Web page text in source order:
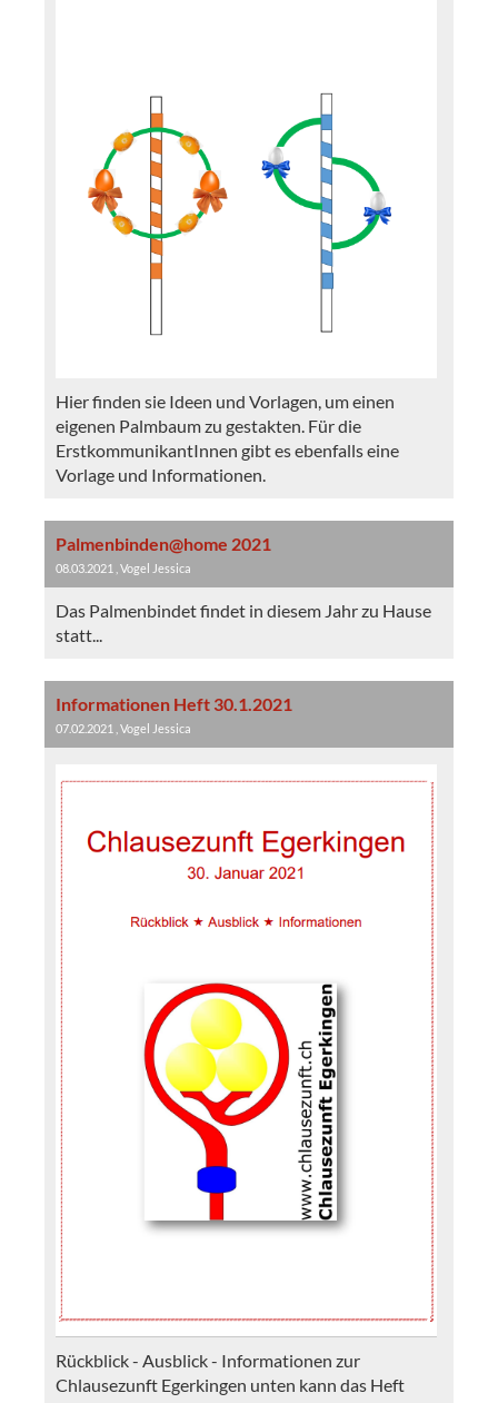
Hier finden sie Ideen und Vorlagen, um einen
eigenen Palmbaum zu gestakten. Für die
ErstkommunikantInnen gibt es ebenfalls eine
Vorlage und Informationen.
Palmenbinden@home 2021
08.03.2021 , Vogel Jessica
Das Palmenbindet findet in diesem Jahr zu Hause
statt...
Informationen Heft 30.1.2021
07.02.2021 , Vogel Jessica
Rückblick - Ausblick - Informationen zur
Chlausezunft Egerkingen unten kann das Heft